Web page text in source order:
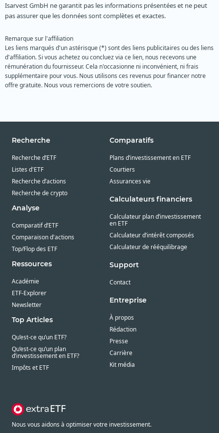
Isarvest GmbH ne garantit pas les informations présentées et ne peut
pas assurer que les données sont complètes et exactes.
Remarque sur l'affiliation
Les liens marqués d'un astérisque (*) sont des liens publicitaires ou des liens
d'affiliation. Si vous achetez ou concluez via ce lien, nous recevons une
rémunération du fournisseur. Cela n'occasionne ni inconvénient, ni frais
supplémentaire pour vous. Nous utilisons ces revenus pour financer notre
offre gratuite. Nous vous remercions de votre soutien.
Recherche
Recherche d’ETF
Listes d'ETF
Recherche d’actions
Recherche de crypto
Analyse
Comparatif d’ETF
Comparaison d'actions
Top/Flop des ETF
Ressources
Académie
ETF-Explorer
Newsletter
Top Articles
Qu’est-ce qu’un ETF?
Qu’est-ce qu’un plan
d’investissement en ETF?
Impôts et ETF
Comparatifs
Plans d’investissement en ETF
Courtiers
Assurances vie
Calculateurs financiers
Calculateur plan d’investissement
en ETF
Calculateur d’intérêt composés
Calculateur de rééquilibrage
Support
Contact
Entreprise
À propos
Rédaction
Presse
Carrière
Kit média
Nous vous aidons à optimiser votre investissement.